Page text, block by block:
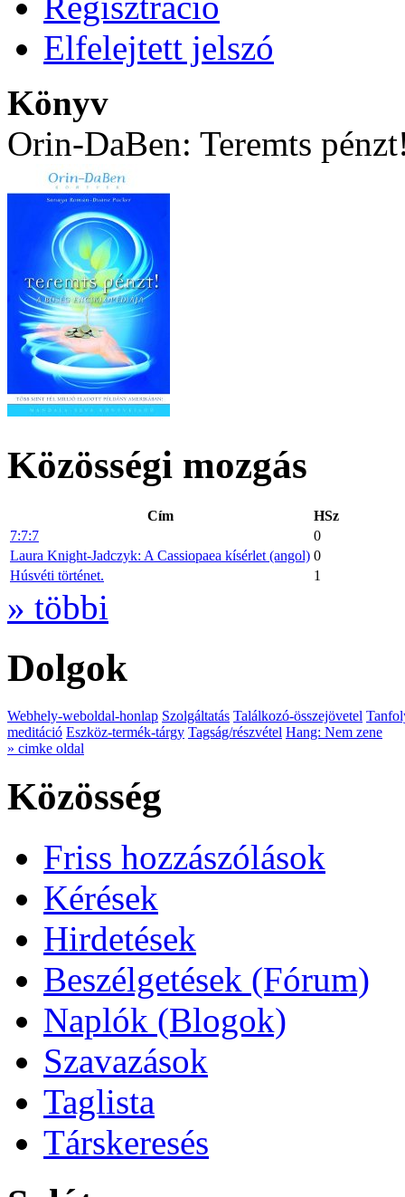
Elfelejtett jelszó
Könyv
Orin-DaBen: Teremts
Közösségi mozgás
Cím
HSz
7:7:7
0
Laura Knight-Jadczyk: A Cassiopaea kísérlet (angol) 0
Húsvéti történet.
1
» többi
Dolgok
Webhely-weboldal-honlap Szolgáltatás Találkozó-összejövetel
meditáció Eszköz-termék-tárgy Tagság/részvétel Hang: Nem zene
» cimke oldal
Közösség
Friss hozzászólások
Kérések
Hirdetések
Beszélgetések (Fórum)
Naplók (Blogok)
Szavazások
Taglista
Társkeresés